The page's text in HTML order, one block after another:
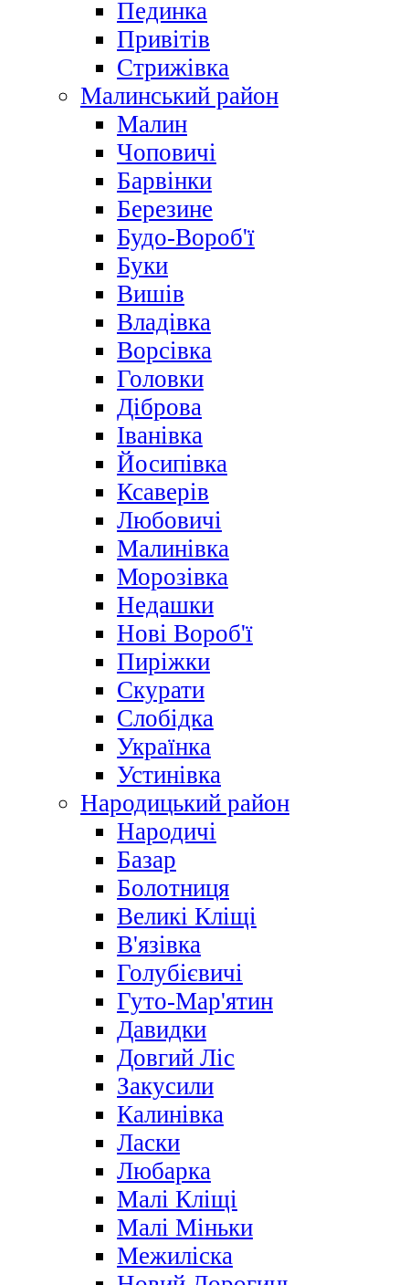
Пединка
Привітів
Стрижівка
Малинський район
Малин
Чоповичі
Барвінки
Березине
Будо-Вороб'ї
Буки
Вишів
Владівка
Ворсівка
Головки
Діброва
Іванівка
Йосипівка
Ксаверів
Любовичі
Малинівка
Морозівка
Недашки
Нові Вороб'ї
Пиріжки
Скурати
Слобідка
Українка
Устинівка
Народицький район
Народичі
Базар
Болотниця
Великі Кліщі
В'язівка
Голубієвичі
Гуто-Мар'ятин
Давидки
Довгий Ліс
Закусили
Калинівка
Ласки
Любарка
Малі Кліщі
Малі Міньки
Межиліска